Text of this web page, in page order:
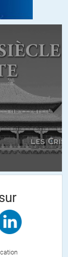
à nos entreprises
économiques
car vu
crainte sur ce
de dissidence.
à coup
puis en
bien porté par une